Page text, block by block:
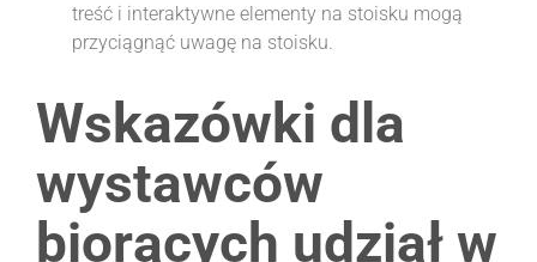
treść i interaktywne elementy na stoisku mogą
przyciągnąć uwagę na stoisku.
Wskazówki dla
wystawców
biorących udział w